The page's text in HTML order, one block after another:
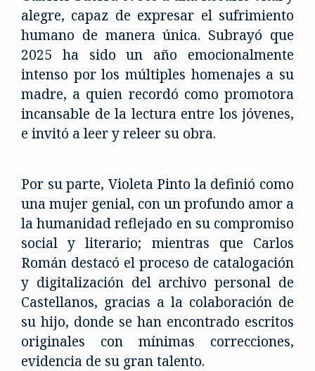
alegre, capaz de expresar el sufrimiento
humano de manera única. Subrayó que
2025 ha sido un año emocionalmente
intenso por los múltiples homenajes a su
madre, a quien recordó como promotora
incansable de la lectura entre los jóvenes,
e invitó a leer y releer su obra.
Por su parte, Violeta Pinto la definió como
una mujer genial, con un profundo amor a
la humanidad reflejado en su compromiso
social y literario; mientras que Carlos
Román destacó el proceso de catalogación
y digitalización del archivo personal de
Castellanos, gracias a la colaboración de
su hijo, donde se han encontrado escritos
originales con mínimas correcciones,
evidencia de su gran talento.